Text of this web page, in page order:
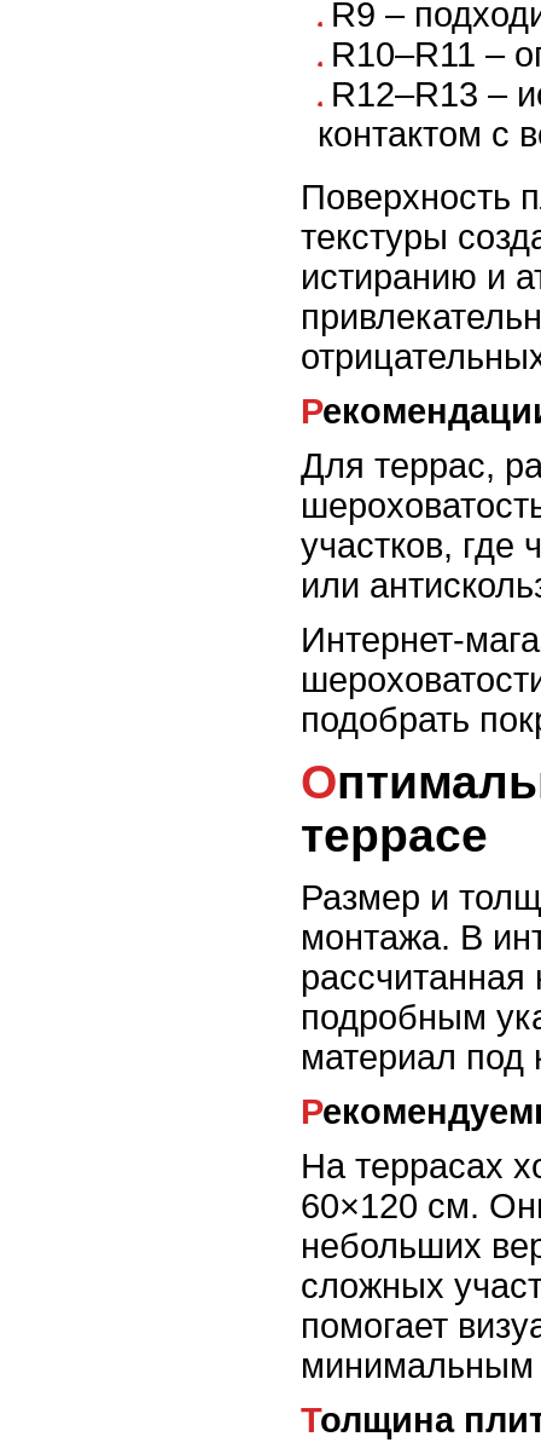
R9 –
R10–R11 –
R12–R13 –
контактом с
Поверхность
текстуры
истиранию и
Для террас,
участков,
или
Интернет-
подобрать
Оптимальные форматы и толщины плит для настила на
террасе
Размер и
монтажа. В
подробным
материал под
На террасах
60×120 см.
небольших
сложных
помогает
минимальным
Толщина